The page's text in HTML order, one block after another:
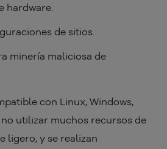
hardware.
de sitios.
minería maliciosa de
con Linux, Windows,
utilizar muchos recursos de
ligero, y se realizan